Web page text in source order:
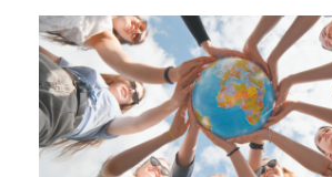
CONTACT
정부지원사업